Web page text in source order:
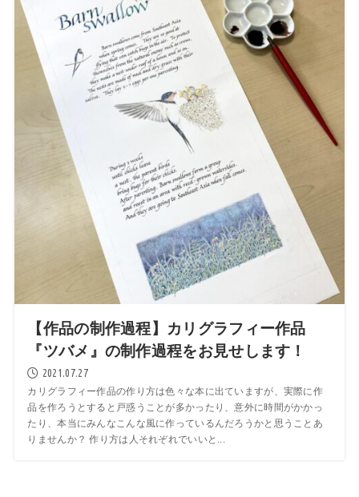
【作品の制作過程】カリグラフィー作品
『ツバメ』の制作過程をお見せします！
2021.07.27
カリグラフィー作品の作り方は色々な本に出ていますが、実際に作
品を作ろうとすると戸惑うことが多かったり、意外に時間がかかっ
たり、本当にみんなこんな風に作っているんだろうかと思うことあ
りませんか？ 作り方は人それぞれでいいと...